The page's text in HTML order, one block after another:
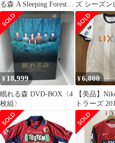
る森 A Sleeping Forest
DVD-BOX DVD4枚組
【112045817003】
ズ シーズン
2006
¥ 18,999
眠れる森 DVD-BOX〈4
枚組〉
¥6,800
【美品】
トラーズ
ニフォーム
XL